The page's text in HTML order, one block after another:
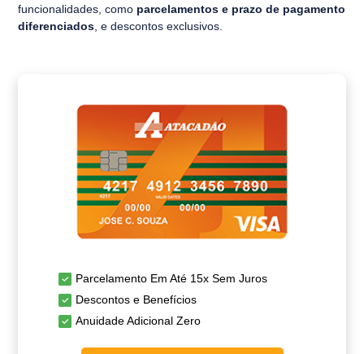
funcionalidades, como parcelamentos e prazo de pagamento
diferenciados, edescontos exclusivos.
Parcelamento Em Até 15x Sem Juros
Descontos e Benefícios
Anuidade Adicional Zero